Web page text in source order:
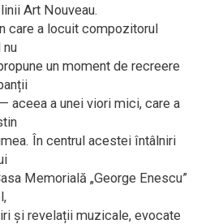
Art Nouveau.
care a locuit compozitorul
nu
un moment de recreere
aceea a unei viori mici, care a
În centrul acestei întâlniri
Memorială „George Enescu”
și revelații muzicale, evocate